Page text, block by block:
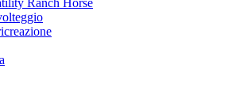
Ranch Horse